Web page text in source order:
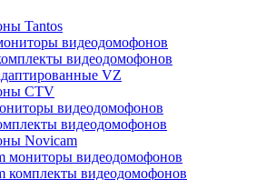
Tantos
видеодомофонов
видеодомофонов
VZ
CTV
видеодомофонов
видеодомофонов
Novicam
мониторы видеодомофонов
комплекты видеодомофонов